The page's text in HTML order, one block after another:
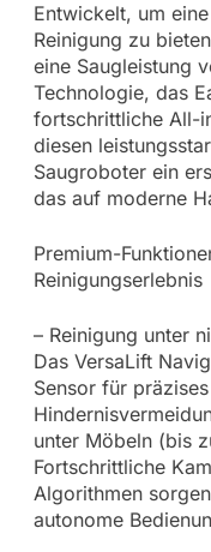
Entwickelt, um
Reinigung zu
eine Saugleistung
Technologie, das
fortschrittliche All-
diesen
Saugroboter ein
das auf moderne
Premium-
Reinigungserlebnis
– Reinigung unter
Das VersaLift
Sensor für
unter Möbeln (bis
Fortschrittliche
Algorithmen
autonome